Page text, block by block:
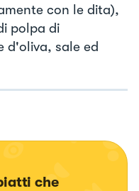
con le dita),
polpa di
d'oliva, sale ed
che